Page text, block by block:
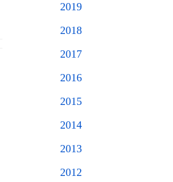
2019
2018
2017
2016
2015
2014
2013
2012